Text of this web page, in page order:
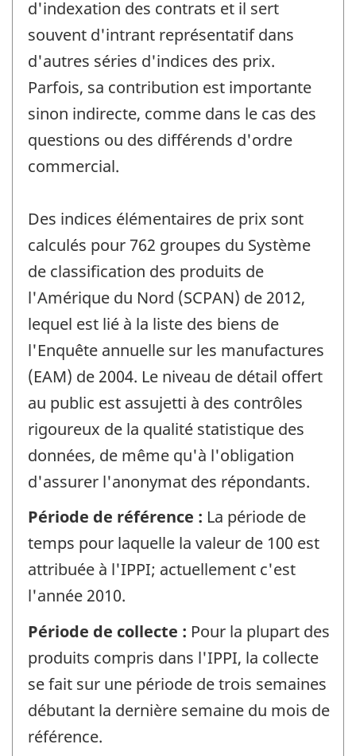
d'indexation des contrats et il sert
souvent d'intrant représentatif dans
d'autres séries d'indices des prix.
Parfois, sa contribution est importante
sinon indirecte, comme dans le cas des
questions ou des différends d'ordre
commercial.
Des indices élémentaires de prix sont
calculés pour 762 groupes du Système
de classification des produits de
l'Amérique du Nord (SCPAN) de 2012,
lequel est lié à la liste des biens de
l'Enquête annuelle sur les manufactures
(EAM) de 2004. Le niveau de détail offert
au public est assujetti à des contrôles
rigoureux de la qualité statistique des
données, de même qu'à l'obligation
d'assurer l'anonymat des répondants.
Période de référence : La période de
temps pour laquelle la valeur de 100 est
attribuée à l'IPPI; actuellement c'est
l'année 2010.
Période de collecte : Pour la plupart des
produits compris dans l'IPPI, la collecte
se fait sur une période de trois semaines
débutant la dernière semaine du mois de
référence.